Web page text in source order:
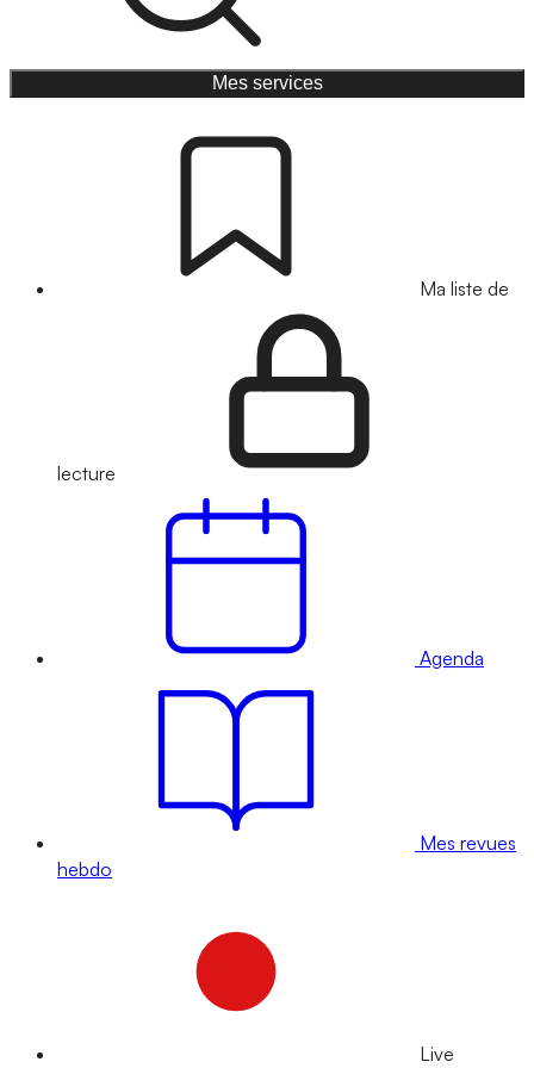
Mes services
Ma liste de
lecture
Agenda
Mes revues
hebdo
Live